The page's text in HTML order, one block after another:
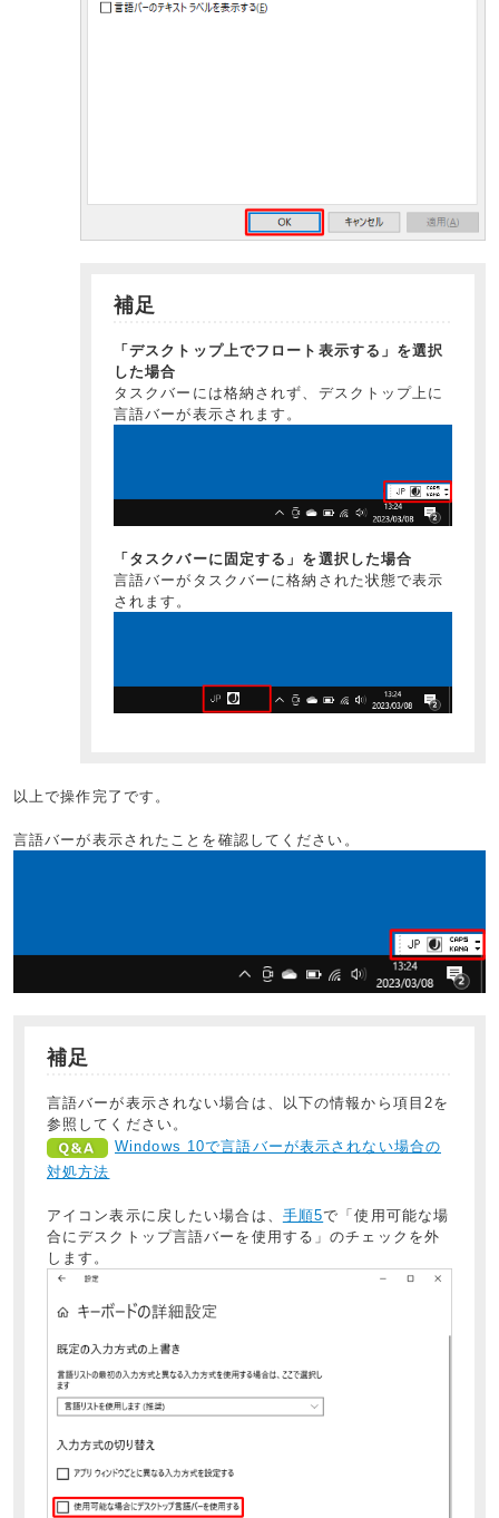
補足
「デスクトップ上でフロート表示する」を選択
した場合
タスクバーには格納されず、デスクトップ上に
言語バーが表示されます。
「タスクバーに固定する」を選択した場合
言語バーがタスクバーに格納された状態で表示
されます。
以上で操作完了です。
言語バーが表示されたことを確認してください。
補足
言語バーが表示されない場合は、以下の情報から項目2を
参照してください。
Windows 10で言語バーが表示されない場合の
対処方法
アイコン表示に戻したい場合は、 手順5で「使用可能な場
合にデスクトップ言語バーを使用する」のチェックを外
します。